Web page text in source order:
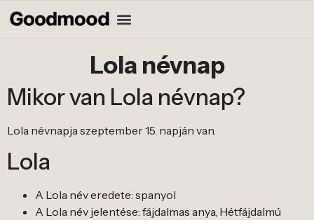
Lola névnap
Mikor van Lola névnap?
Lola névnapja szeptember 15. napján van.
Lola
A Lola név eredete: spanyol
A Lola név jelentése: fájdalmas anya, Hétfájdalmú